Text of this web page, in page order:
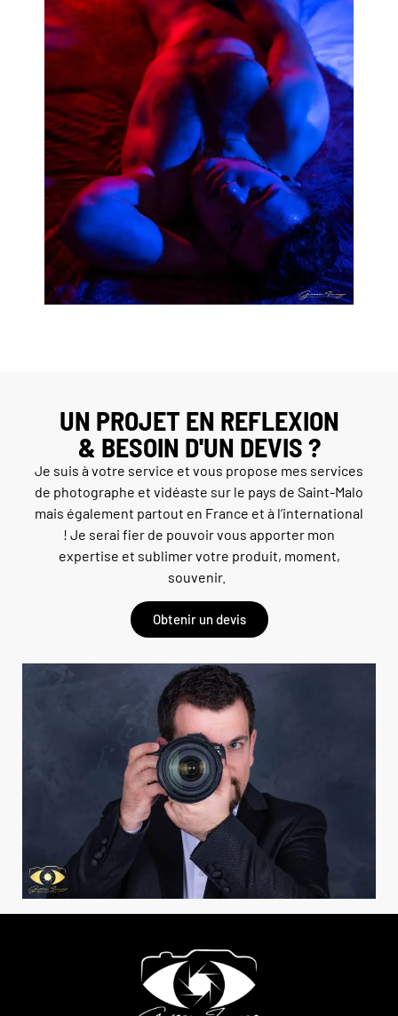
UN PROJET EN REFLEXION
& BESOIN D'UN DEVIS ?
Je suis à votre service et vous propose mes services
de photographe et vidéaste sur le pays de Saint-Malo
mais également partout en France et à l’international
! Je serai fier de pouvoir vous apporter mon
expertise et sublimer votre produit, moment,
souvenir.
Obtenir un devis